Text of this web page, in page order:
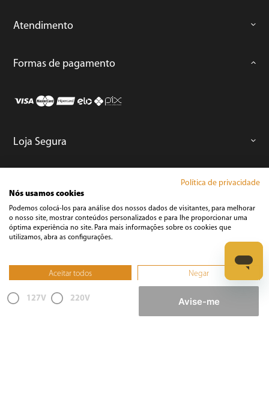
127V 220V Avise-me
Atendimento
Formas de pagamento
Loja Segura
Casa
Cozinha
Política de privacidade
Nós usamos cookies
Podemos colocá-los para análise dos nossos dados de visitantes, para melhorar
o nosso site, mostrar conteúdos personalizados e para lhe proporcionar uma
óptima experiência no site. Para mais informações sobre os cookies que
utilizamos, abra as configurações.
Aceitar todos Negar
Não, ajustar